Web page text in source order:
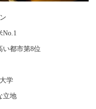
No.1
い都市第8位
学
立地